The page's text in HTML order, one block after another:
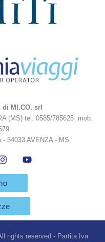
di MI.CO. srl
(MS) tel. 0585/785625 mob.
54033 AVENZA - MS
rights reserved - Partita Iva